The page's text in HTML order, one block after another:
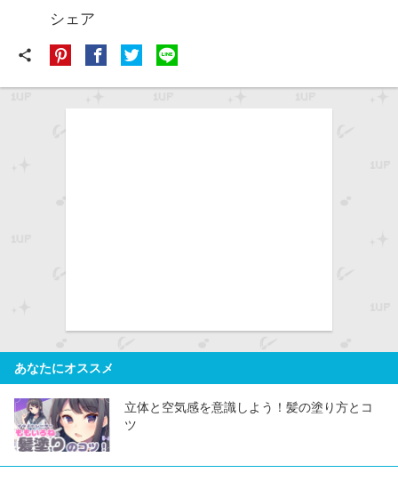
シェア
share
あなたにオススメ
立体と空気感を意識しよう！髪の塗り方とコ
ツ